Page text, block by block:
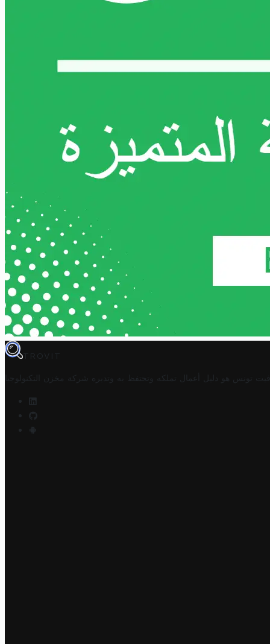
TROVIT
تونس هو دليل أعمال تملكه وتحتفظ به وتديره شركة مخزن التكنولوجيا